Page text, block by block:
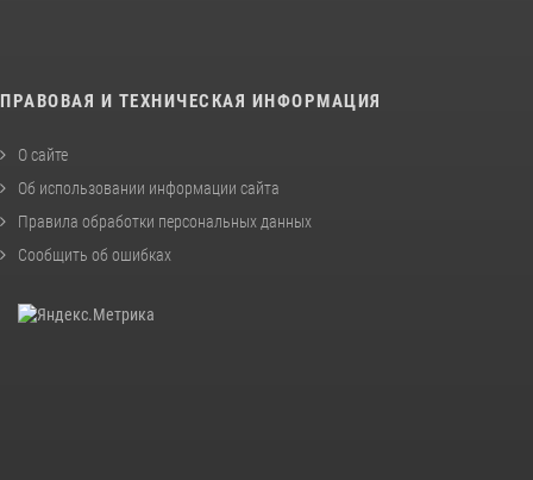
ПРАВОВАЯ И ТЕХНИЧЕСКАЯ ИНФОРМАЦИЯ
О сайте
Об использовании информации сайта
Правила обработки персональных данных
Сообщить об ошибках